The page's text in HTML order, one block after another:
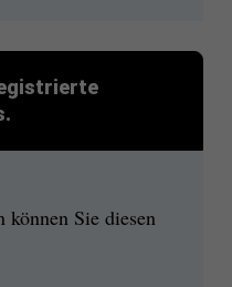
Sie diesen